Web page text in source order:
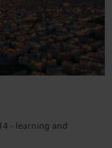
- learning and